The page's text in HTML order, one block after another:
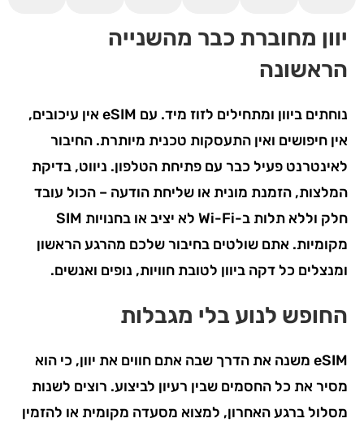
יוון מחוברת כבר מהשנייה
הראשונה
נוחתים ביוון ומתחילים לזוז מיד. עם eSIM אין עיכובים,
אין חיפושים ואין התעסקות טכנית מיותרת. החיבור
לאינטרנט פעיל כבר עם פתיחת הטלפון. ניווט, בדיקת
המלצות, הזמנת מונית או שליחת הודעה – הכול עובד
חלק וללא תלות ב-Wi-Fi לא יציב או בחנויות SIM
מקומיות. אתם שולטים בחיבור שלכם מהרגע הראשון
ומנצלים כל דקה ביוון לטובת חוויות, נופים ואנשים.
החופש לנוע בלי מגבלות
eSIM משנה את הדרך שבה אתם חווים את יוון, כי הוא
מסיר את כל החסמים שבין רעיון לביצוע. רוצים לשנות
מסלול ברגע האחרון, למצוא מסעדה מקומית או להזמין